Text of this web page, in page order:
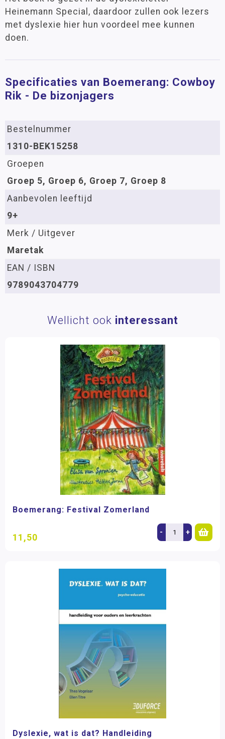
Heinemann Special, daardoor zullen ook lezers
met dyslexie hier hun voordeel mee kunnen
doen.
Specificaties van Boemerang: Cowboy
Rik - De bizonjagers
Bestelnummer
1310-BEK15258
Groepen
Groep 5, Groep 6, Groep 7, Groep 8
Aanbevolen leeftijd
9+
Merk / Uitgever
Maretak
EAN / ISBN
9789043704779
Wellicht ook interessant
Boemerang: Festival Zomerland
11,50 - +
Dyslexie, wat is dat? Handleiding